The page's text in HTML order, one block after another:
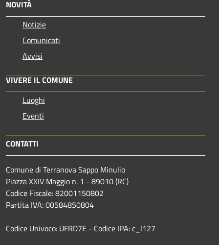
NOVITÀ
Notizie
Comunicati
Avvisi
VIVERE IL COMUNE
Luoghi
Eventi
CONTATTI
Comune di Terranova Sappo Minulio
Piazza XXIV Maggio n. 1 - 89010 (RC)
Codice Fiscale: 82001150802
Partita IVA: 00584850804
Codice Univoco: UFRD7E - Codice IPA: c_l127